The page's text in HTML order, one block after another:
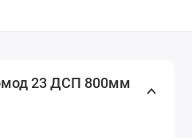
23 ДСП 800мм